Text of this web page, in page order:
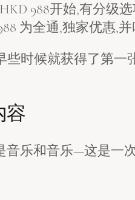
988开始,有分级选
为全通,独家优惠,
时候就获得了第一
容
音乐和音乐—这是一